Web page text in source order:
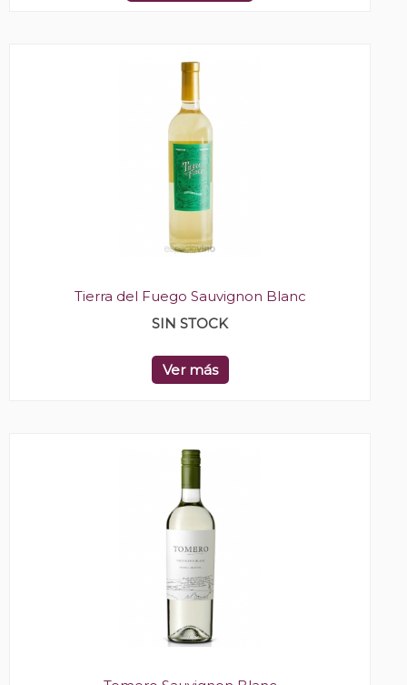
Tierra del Fuego Sauvignon Blanc
SIN STOCK
Ver más